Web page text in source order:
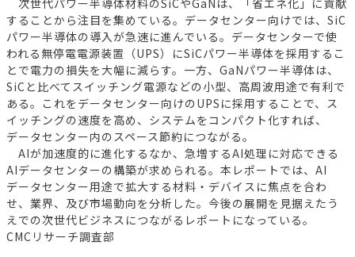
次世代パワー半導体材料のSiCやGaNは、「省エネ化」に貢献
することから注目を集めている。データセンター向けでは、SiC
パワー半導体の導入が急速に進んでいる。データセンターで使
われる無停電電源装置（UPS）にSiCパワー半導体を採用するこ
とで電力の損失を大幅に減らす。一方、GaNパワー半導体は、
SiCと比べてスイッチング電源などの小型、高周波用途で有利で
ある。これをデータセンター向けのUPSに採用することで、ス
イッチングの速度を高め、システムをコンパクト化すれば、
データセンター内のスペース節約につながる。
AIが加速度的に進化するなか、急増するAI処理に対応できる
AIデータセンターの構築が求められる。本レポートでは、AI
データセンター用途で拡大する材料・デバイスに焦点を合わ
せ、業界、及び市場動向を分析した。今後の展開を見据えたう
えでの次世代ビジネスにつながるレポートになっている。
CMCリサーチ調査部